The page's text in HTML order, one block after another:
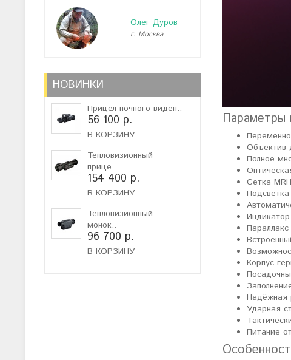
Олег Дуров
г. Москва
НОВИНКИ
Прицел ночного виден..
56 100 р.
В КОРЗИНУ
Тепловизионный
прице..
154 400 р.
В КОРЗИНУ
Тепловизионный
монок..
96 700 р.
В КОРЗИНУ
Параметры
Объектив
Полное
Сетка
Корпус
Надёжная
Ударная
Питание